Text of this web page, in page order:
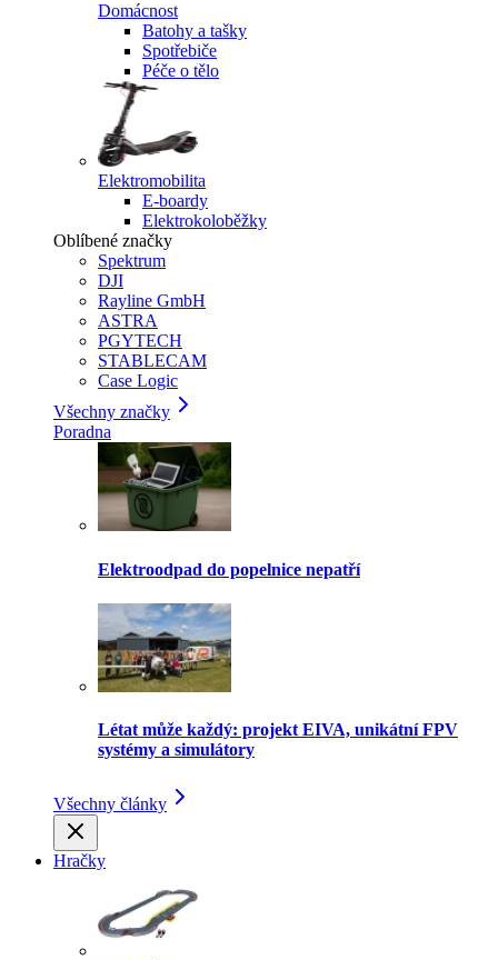
Domácnost
Batohy a tašky
Spotřebiče
Péče o tělo
Elektromobilita
E-boardy
Elektrokoloběžky
Oblíbené značky
Spektrum
DJI
Rayline GmbH
ASTRA
PGYTECH
STABLECAM
Case Logic
Všechny značky
Poradna
Elektroodpad do popelnice nepatří
Létat může každý: projekt EIVA, unikátní FPV
systémy a simulátory
Všechny články
Hračky